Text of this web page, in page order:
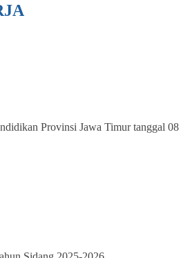
Provinsi Jawa Timur tanggal 08